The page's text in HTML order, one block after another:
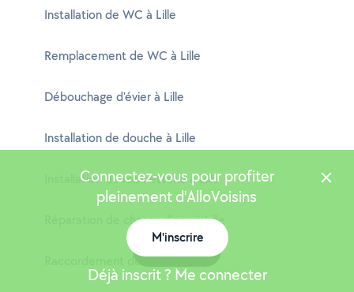
Installation de WC à Lille
Remplacement de WC à Lille
Débouchage d'évier à Lille
Installation de douche à Lille
Installation de robinetterie à Lille
Réparation de chasse d'eau à Lille
Raccordement de WC à Lille
Connectez-vous pour profiter
pleinement d'AlloVoisins
M'inscrire
Déjà inscrit ? Me connecter